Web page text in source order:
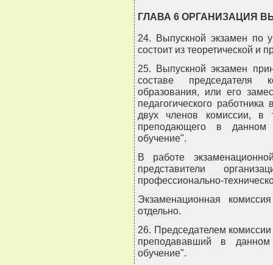
ГЛАВА 6 ОРГАНИЗАЦИЯ
24. Выпускной экзамен по
состоит из теоретической и
25. Выпускной экзамен
составе председателя
образования, или его
педагогического
двух членов комиссии, в
преподающего в данном
обучение".
В работе
представители
профессионально-
Экзаменационная
отдельно.
26. Председателем
преподававший в
обучение".